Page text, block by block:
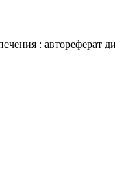
: автореферат